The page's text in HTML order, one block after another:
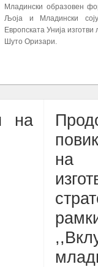
Младински образовен
Љоја и Младински
Европската Унија
Шуто Оризари.
на
на